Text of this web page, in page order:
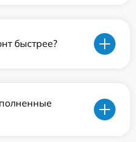
быстрее?